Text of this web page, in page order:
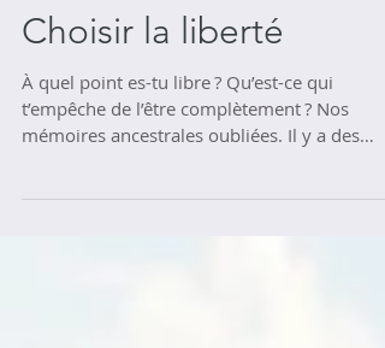
Choisir la liberté
À quel point es-tu libre ? Qu’est-ce qui
t’empêche de l’être complètement ? Nos
milliers...